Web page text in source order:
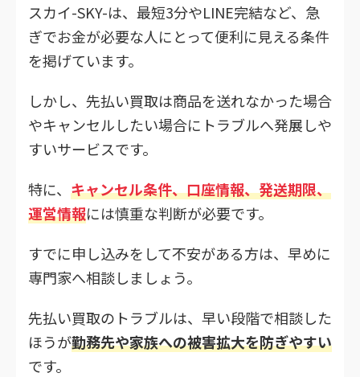
スカイ-SKY-は、最短3分やLINE完結など、急
ぎでお金が必要な人にとって便利に見える条件
を掲げています。
しかし、先払い買取は商品を送れなかった場合
やキャンセルしたい場合にトラブルへ発展しや
すいサービスです。
特に、 キャンセル条件、口座情報、発送期限、
運営情報には慎重な判断が必要です。
すでに申し込みをして不安がある方は、早めに
専門家へ相談しましょう。
先払い買取のトラブルは、早い段階で相談した
ほうが勤務先や家族への被害拡大を防ぎやすい
です。